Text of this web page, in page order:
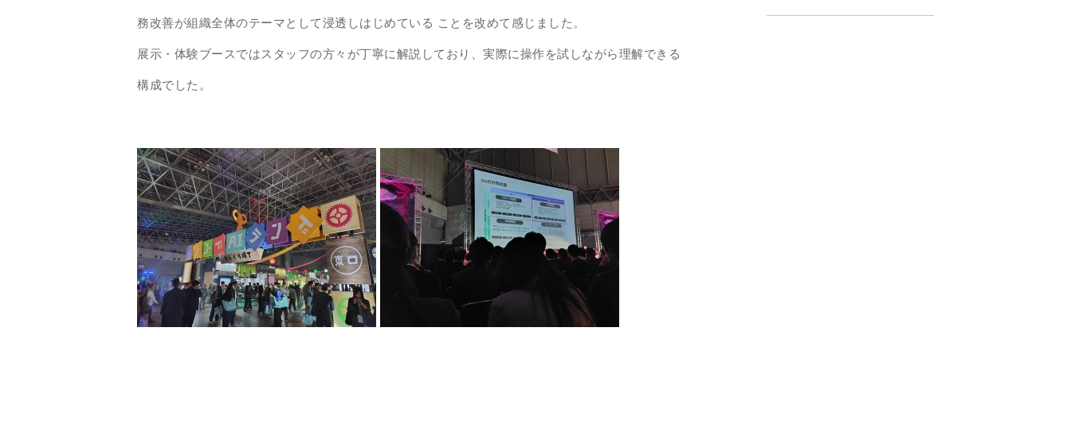
務改善が組織全体のテーマとして浸透しはじめている ことを改めて感じました。
展示・体験ブースではスタッフの方々が丁寧に解説しており、実際に操作を試しながら理解できる
構成でした。